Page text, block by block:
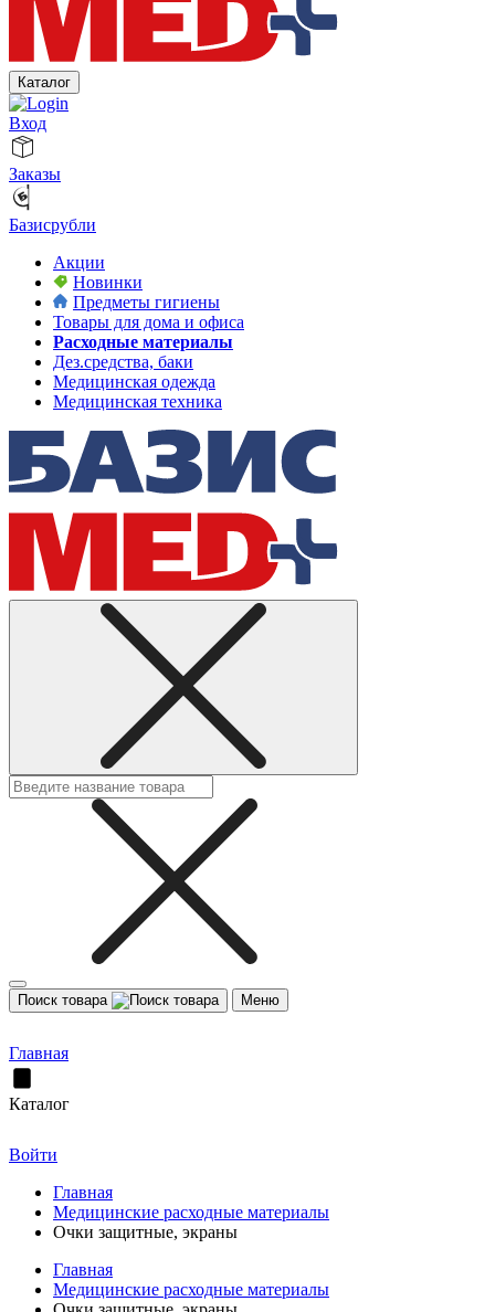
Каталог
Вход
Заказы
Базисрубли
Акции
Новинки
Предметы гигиены
Товары для дома и офиса
Расходные материалы
Дез.средства, баки
Медицинская одежда
Медицинская техника
Поиск товара Меню
Главная
Каталог
Войти
Главная
Медицинские расходные материалы
Очки защитные, экраны
Главная
Медицинские расходные материалы